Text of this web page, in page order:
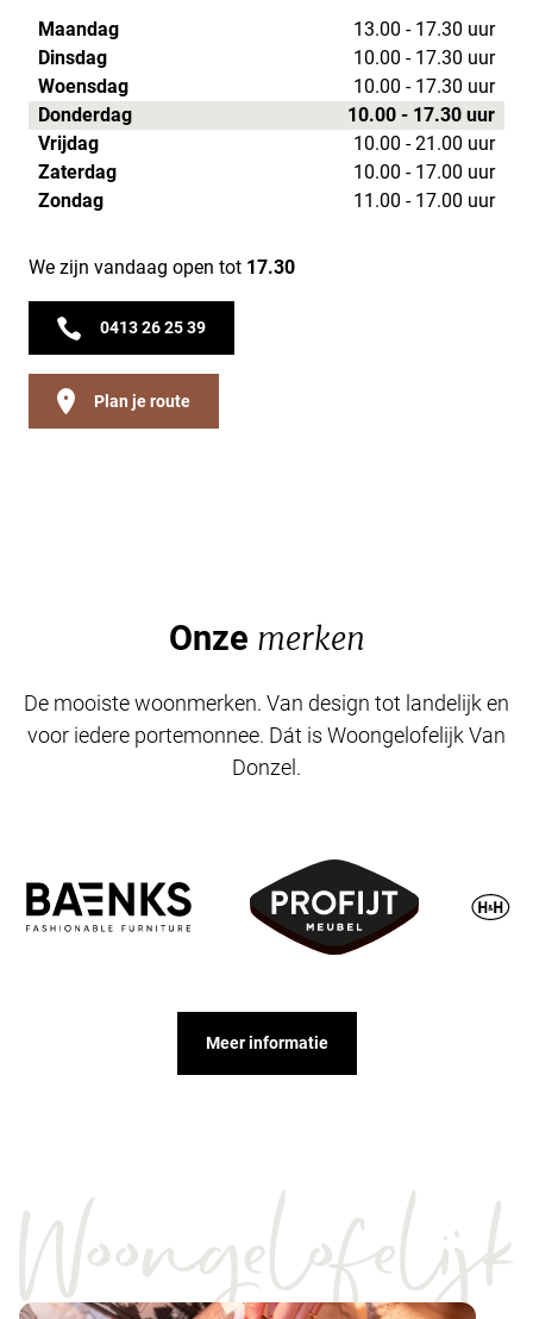
Maandag
13.00 - 17.30 uur
Dinsdag
10.00 - 17.30 uur
Woensdag
10.00 - 17.30 uur
Donderdag
10.00 - 17.30 uur
Vrijdag
10.00 - 21.00 uur
Zaterdag
10.00 - 17.00 uur
Zondag
11.00 - 17.00 uur
We zijn vandaag open tot 17.30
0413 26 25 39
Plan je route
Onze merken
De mooiste woonmerken. Van design tot landelijk en
voor iedere portemonnee. Dát is Woongelofelijk Van
Donzel.
Meer informatie